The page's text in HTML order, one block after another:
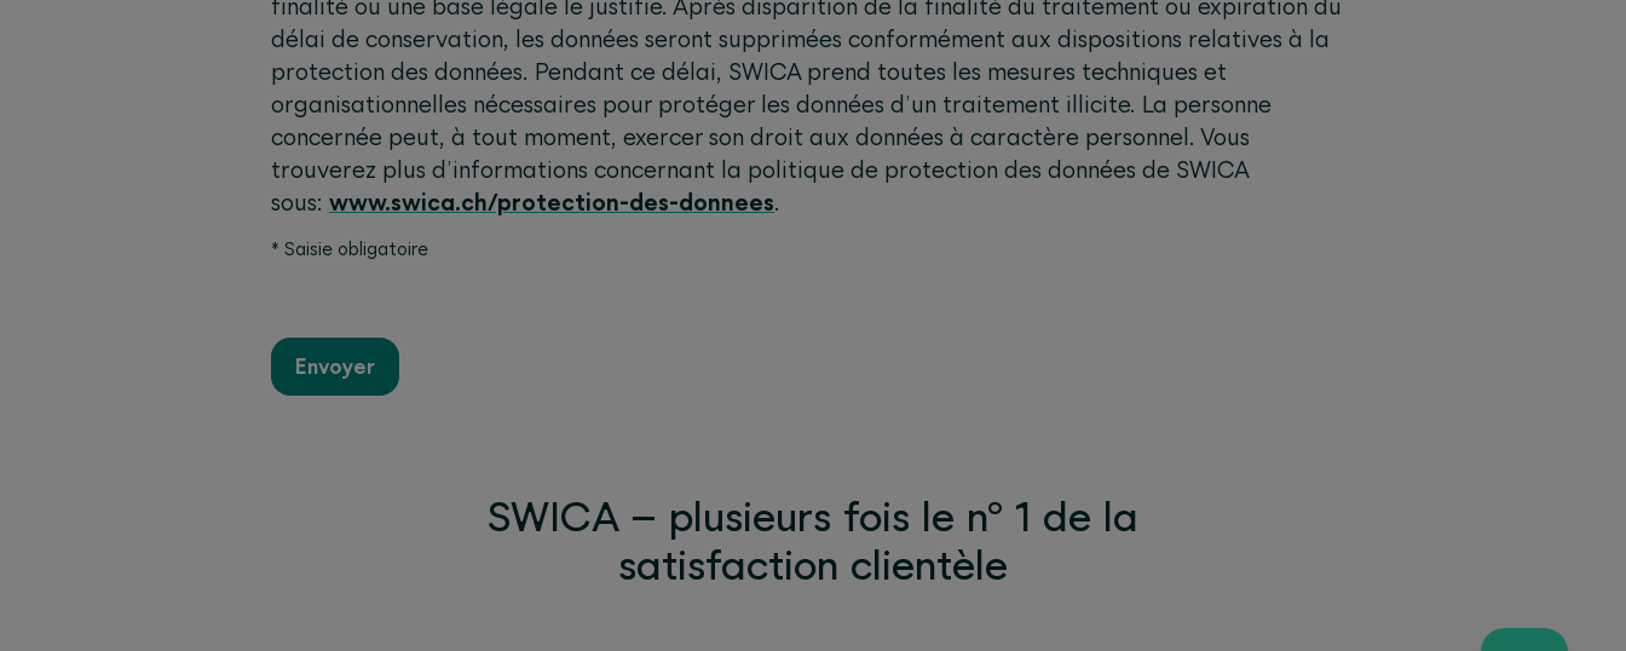
finalité ou une base légale le justifie. Après disparition de la finalité du traitement ou expiration du
délai de conservation, les données seront supprimées conformément aux dispositions relatives à la
protection des données. Pendant ce délai, SWICA prend toutes les mesures techniques et
organisationnelles nécessaires pour protéger les données d’un traitement illicite. La personne
concernée peut, à tout moment, exercer son droit aux données à caractère personnel. Vous
trouverez plus d’informations concernant la politique de protection des données de SWICA
sous: www.swica.ch/protection-des-donnees.
* Saisie obligatoire
Envoyer
SWICA – plusieurs fois le n° 1 de la
satisfaction clientèle